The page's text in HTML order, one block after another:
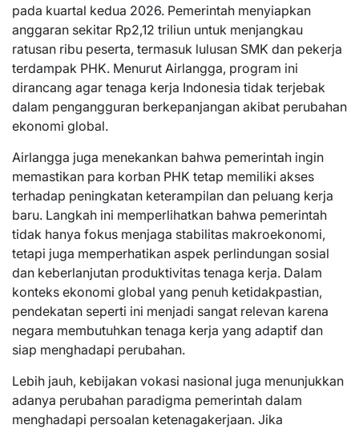
pada kuartal kedua 2026. Pemerintah menyiapkan
anggaran sekitar Rp2,12 triliun untuk menjangkau
ratusan ribu peserta, termasuk lulusan SMK dan pekerja
terdampak PHK. Menurut Airlangga, program ini
dirancang agar tenaga kerja Indonesia tidak terjebak
dalam pengangguran berkepanjangan akibat perubahan
ekonomi global.
Airlangga juga menekankan bahwa pemerintah ingin
memastikan para korban PHK tetap memiliki akses
terhadap peningkatan keterampilan dan peluang kerja
baru. Langkah ini memperlihatkan bahwa pemerintah
tidak hanya fokus menjaga stabilitas makroekonomi,
tetapi juga memperhatikan aspek perlindungan sosial
dan keberlanjutan produktivitas tenaga kerja. Dalam
konteks ekonomi global yang penuh ketidakpastian,
pendekatan seperti ini menjadi sangat relevan karena
negara membutuhkan tenaga kerja yang adaptif dan
siap menghadapi perubahan.
Lebih jauh, kebijakan vokasi nasional juga menunjukkan
adanya perubahan paradigma pemerintah dalam
menghadapi persoalan ketenagakerjaan. Jika